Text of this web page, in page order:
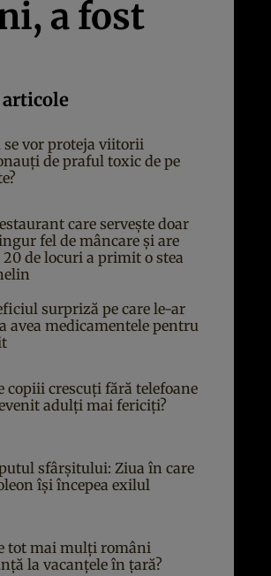
a fost
se vor proteja viitorii
de praful toxic de pe
care servește doar
fel de mâncare și are
20 de locuri a primit o stea
surpriză pe care le-ar
avea medicamentele pentru
copiii crescuți fără telefoane
adulți mai fericiți?
sfârşitului: Ziua în care
îşi începea exilul
tot mai mulți români
la vacanțele în țară?